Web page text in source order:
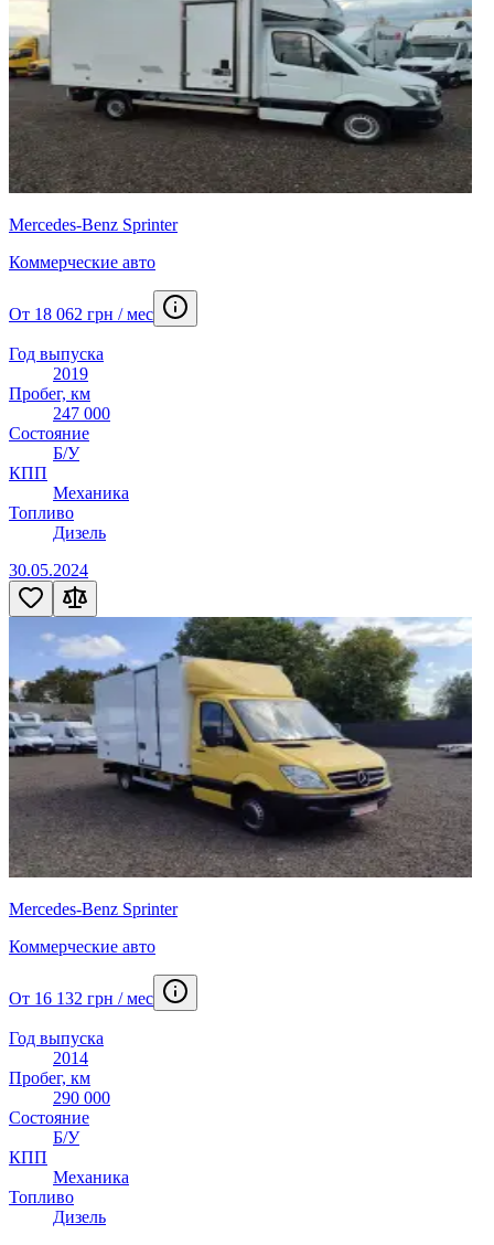
Mercedes-Benz Sprinter
Коммерческие авто
От 18 062 грн / мес
Год выпуска
2019
Пробег, км
247 000
Состояние
Б/У
КПП
Механика
Топливо
Дизель
30.05.2024
Mercedes-Benz Sprinter
Коммерческие авто
От 16 132 грн / мес
Год выпуска
2014
Пробег, км
290 000
Состояние
Б/У
КПП
Механика
Топливо
Дизель